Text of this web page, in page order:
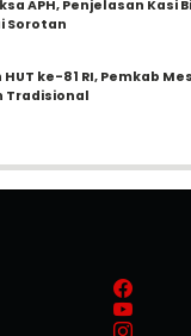
APH, Penjelasan Kasi
Sorotan
ke-81 RI, Pemkab
Tradisional